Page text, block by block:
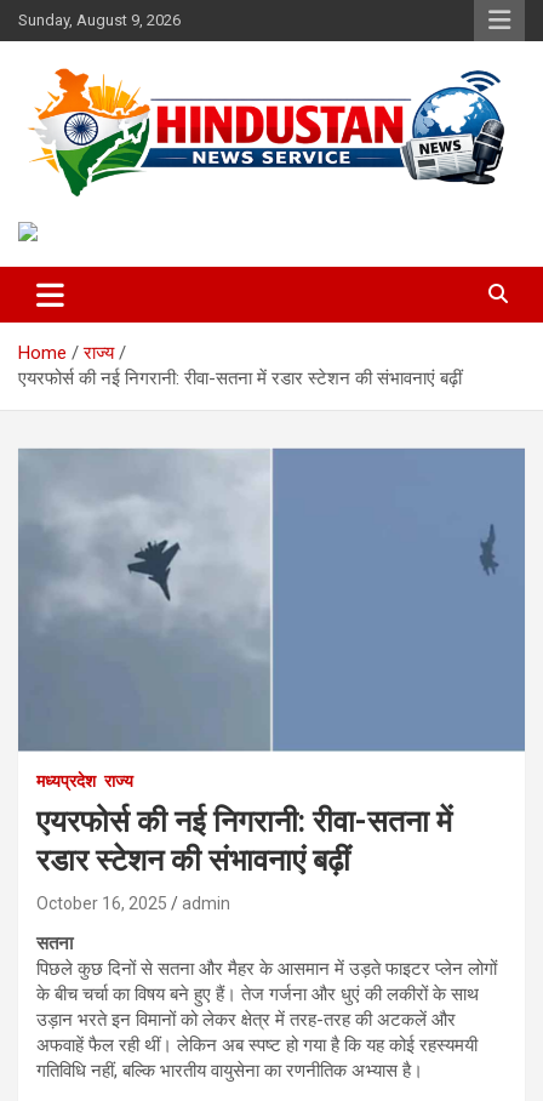
Skip
to
Sunday, August 9, 2026
Hindustan News Service
Home
राज्य
एयरफोर्स की नई निगरानी: रीवा-सतना में रडार स्टेशन की संभावनाएं बढ़ीं
मध्यप्रदेश राज्य
एयरफोर्स की नई निगरानी: रीवा-सतना में
रडार स्टेशन की संभावनाएं बढ़ीं
October 16, 2025 admin
सतना
पिछले कुछ दिनों से सतना और मैहर के आसमान में उड़ते फाइटर प्लेन लोगों
के बीच चर्चा का विषय बने हुए हैं। तेज गर्जना और धुएं की लकीरों के साथ
उड़ान भरते इन विमानों को लेकर क्षेत्र में तरह-तरह की अटकलें और
अफवाहें फैल रही थीं। लेकिन अब स्पष्ट हो गया है कि यह कोई रहस्यमयी
गतिविधि नहीं, बल्कि भारतीय वायुसेना का रणनीतिक अभ्यास है।